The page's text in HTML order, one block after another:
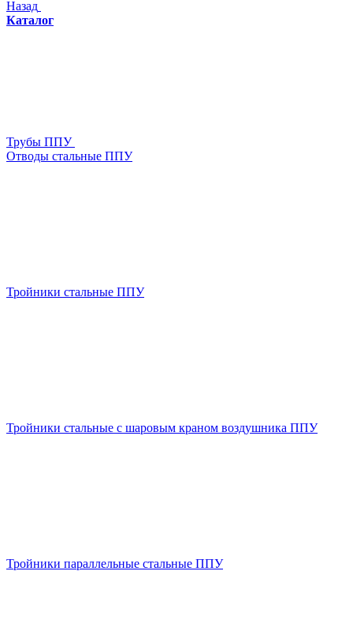
Назад
Каталог
Трубы ППУ
Отводы стальные ППУ
Тройники стальные ППУ
Тройники стальные с шаровым краном воздушника ППУ
Тройники параллельные стальные ППУ